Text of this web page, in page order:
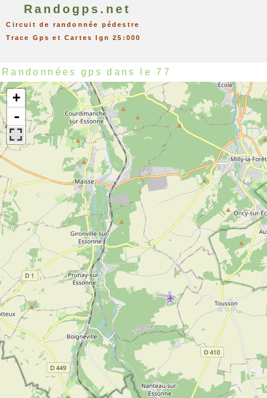
Randogps.net
Circuit de randonnée pédestre
Trace Gps et Cartes Ign 25:000
Randonnées gps dans le 77
+
-